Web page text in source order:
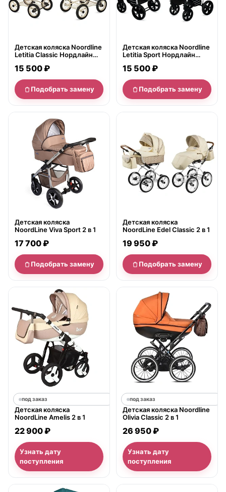
Детская коляска Noordline
Letitia Classic Нордлайн
15 500 ₽
Подобрать замену
Детская коляска Noordline
Letitia Sport Нордлайн
15 500 ₽
Подобрать замену
нет в продаже
Детская коляска
NoordLine Viva Sport 2 в 1
17 700 ₽
Подобрать замену
Детская коляска
NoordLine Edel Classic 2 в 1
19 950 ₽
Подобрать замену
под заказ
Детская коляска
NoordLine Amelis 2 в 1
22 900 ₽
Узнать дату
поступления
под заказ
Детская коляска Noordline
Olivia Classic 2 в 1
26 950 ₽
Узнать дату
поступления